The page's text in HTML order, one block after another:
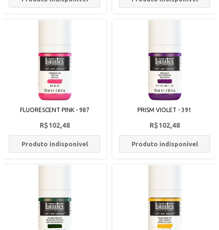
FLUORESCENT PINK - 987
R$102,48
Produto indisponível
PRISM VIOLET - 391
R$102,48
Produto indisponível